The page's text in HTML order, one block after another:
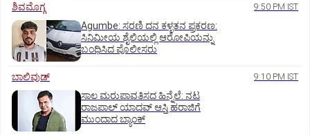
ಶಿವಮೊಗ್ಗ 9:50 PM IST
Agumbe: ಸರಣಿ ದನ ಕಳ್ಳತನ ಪ್ರಕರಣ:
ಸಿನಿಮೀಯ ಶೈಲಿಯಲ್ಲಿ ಆರೋಪಿಯನ್ನು
ಬಂಧಿಸಿದ ಪೊಲೀಸರು
ಬಾಲಿವುಡ್‌ 9:10 PM IST
ಸಾಲ ಮರುಪಾವತಿಸದ ಹಿನ್ನೆಲೆ: ನಟ
ರಾಜಪಾಲ್ ಯಾದವ್‌ ಆಸ್ತಿ ಹರಾಜಿಗೆ
ಮುಂದಾದ ಬ್ಯಾಂಕ್